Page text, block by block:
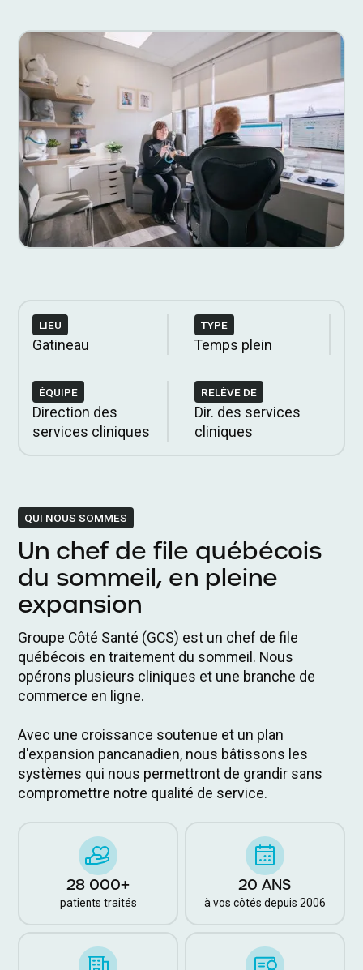
LIEU
Gatineau
TYPE
Temps plein
ÉQUIPE
Direction des
services cliniques
RELÈVE DE
Dir. des services
cliniques
QUI NOUS SOMMES
Un chef de file québécois
du sommeil, en pleine
expansion
Groupe Côté Santé (GCS) est un chef de file
québécois en traitement du sommeil. Nous
opérons plusieurs cliniques et une branche de
commerce en ligne.
Avec une croissance soutenue et un plan
d'expansion pancanadien, nous bâtissons les
systèmes qui nous permettront de grandir sans
compromettre notre qualité de service.
28 000+
patients traités
20 ANS
à vos côtés depuis 2006